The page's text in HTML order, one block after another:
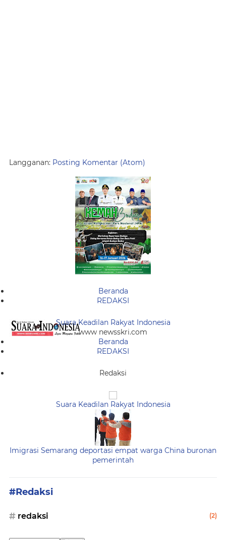
Langganan: Posting Komentar (Atom)
Beranda
REDAKSI
Suara Keadilan Rakyat Indonesia
www newsskri.com
Beranda
REDAKSI
Redaksi
Suara Keadilan Rakyat Indonesia
Imigrasi Semarang deportasi empat warga China buronan
pemerintah
#Redaksi
redaksi (2)